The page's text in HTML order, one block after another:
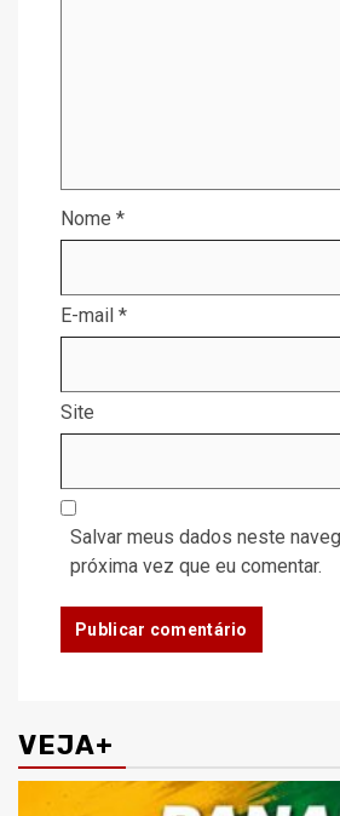
Nome *
E-mail *
Site
Salvar meus dados neste
próxima vez que eu comentar.
VEJA+